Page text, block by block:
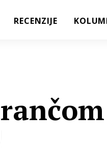
RECENZIJE